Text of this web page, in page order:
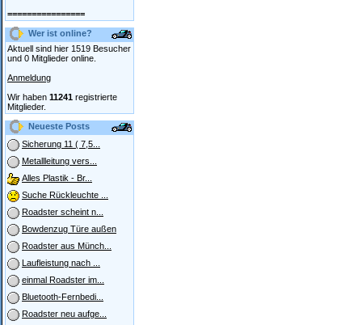
================
Wer ist online?
Aktuell sind hier 1519 Besucher
und 0 Mitglieder online.
Anmeldung
Wir haben 11241 registrierte
Mitglieder.
Neueste Posts
Sicherung 11 ( 7,5...
Metallleitung vers...
Alles Plastik - Br...
Suche Rückleuchte ...
Roadster scheint n...
Bowdenzug Türe außen
Roadster aus Münch...
Laufleistung nach ...
einmal Roadster im...
Bluetooth-Fernbedi...
Roadster neu aufge...